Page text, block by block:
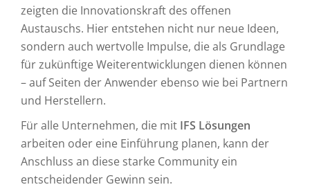
zeigten die Innovationskraft des offenen
Austauschs. Hier entstehen nicht nur neue Ideen,
sondern auch wertvolle Impulse, die als Grundlage
für zukünftige Weiterentwicklungen dienen können
– auf Seiten der Anwender ebenso wie bei Partnern
und Herstellern.
Für alle Unternehmen, die mit IFS Lösungen
arbeiten oder eine Einführung planen, kann der
Anschluss an diese starke Community ein
entscheidender Gewinn sein.